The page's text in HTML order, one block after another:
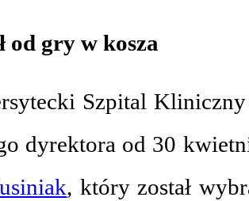
od gry w kosza
Szpital
dyrektora od 30
, który został